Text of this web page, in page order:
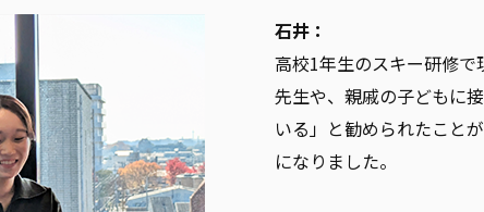
石井：
高校1年生のスキー研修
先生や、親戚の子どもに
いる」と勧められたこと
になりました。